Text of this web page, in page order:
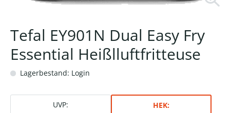
Tefal EY901N Dual Easy Fry
Essential Heißlluftfritteuse
Lagerbestand: Login
UVP: HEK: